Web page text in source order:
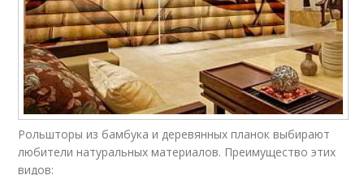
Рольшторы из бамбука и деревянных планок выбирают
любители натуральных материалов. Преимущество этих
видов: